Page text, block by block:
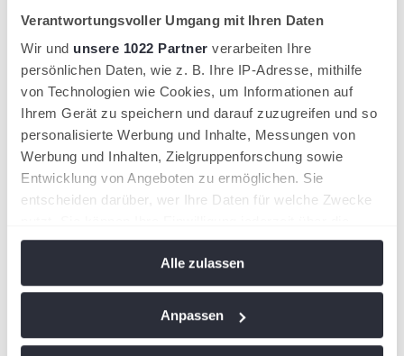
Verantwortungsvoller Umgang mit Ihren Daten
Wir und unsere 1022 Partner verarbeiten Ihre
persönlichen Daten, wie z. B. Ihre IP-Adresse, mithilfe
von Technologien wie Cookies, um Informationen auf
Ihrem Gerät zu speichern und darauf zuzugreifen und so
personalisierte Werbung und Inhalte, Messungen von
Werbung und Inhalten, Zielgruppenforschung sowie
Entwicklung von Angeboten zu ermöglichen. Sie
entscheiden darüber, wer Ihre Daten für welche Zwecke
Cookie-Erklärung oder durch Klicken auf das Privacy
Trigger Symbol ändern oder widerrufen
Wenn Sie es erlauben, würden wir auch gerne:
Alle zulassen
Anpassen
Förderkonzept
Kader
Übersicht
STB-Jüngstenkader
STB-Landeskader
STB-Stützpunktgruppe
STB-Profikader
STB-Trainerteam
LLZ SPORTCAMPUS SAAR
Übersicht
Landesleistungszentrum
Anfahrt
Bildung
Seminarkalender
Übersicht
Tennisassistent:in
C-Trainer:in